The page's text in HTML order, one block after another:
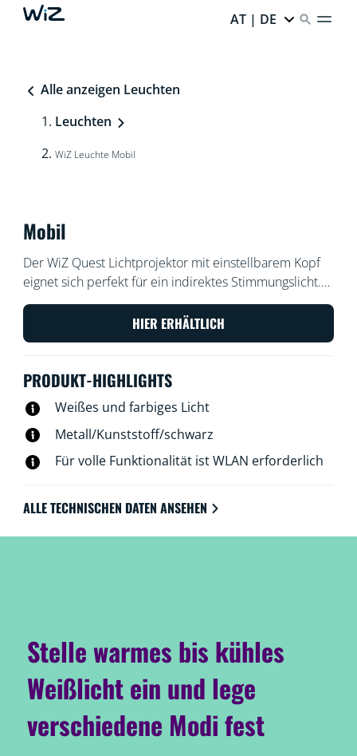
AT | DE
Alle anzeigen Leuchten
Leuchten
WiZ Leuchte Mobil
Mobil
Der WiZ Quest Lichtprojektor mit einstellbarem Kopf
eignet sich perfekt für ein indirektes Stimmungslicht.
Er macht sich super auf Deiner Bartheke, in einem
Regal oder unter einem Bild. Die integrierte LED mit
einer Lichtstärke von 710 lm ermöglicht es Dir, den
Bereich zu erzeugen. Mit dem WLAN verbunden, 16
einstellbar. Funktioniert mit Google Assistant, Alexa
und Siri Shortcuts.
HIER ERHÄLTLICH
PRODUKT-HIGHLIGHTS
Weißes und farbiges Licht
Metall/Kunststoff/schwarz
Für volle Funktionalität ist WLAN erforderlich
ALLE TECHNISCHEN DATEN ANSEHEN
Stelle warmes bis kühles
Weißlicht ein und lege
verschiedene Modi fest